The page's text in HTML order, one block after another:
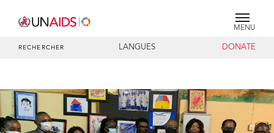
MENU
RECHERCHER LANGUES DONATE